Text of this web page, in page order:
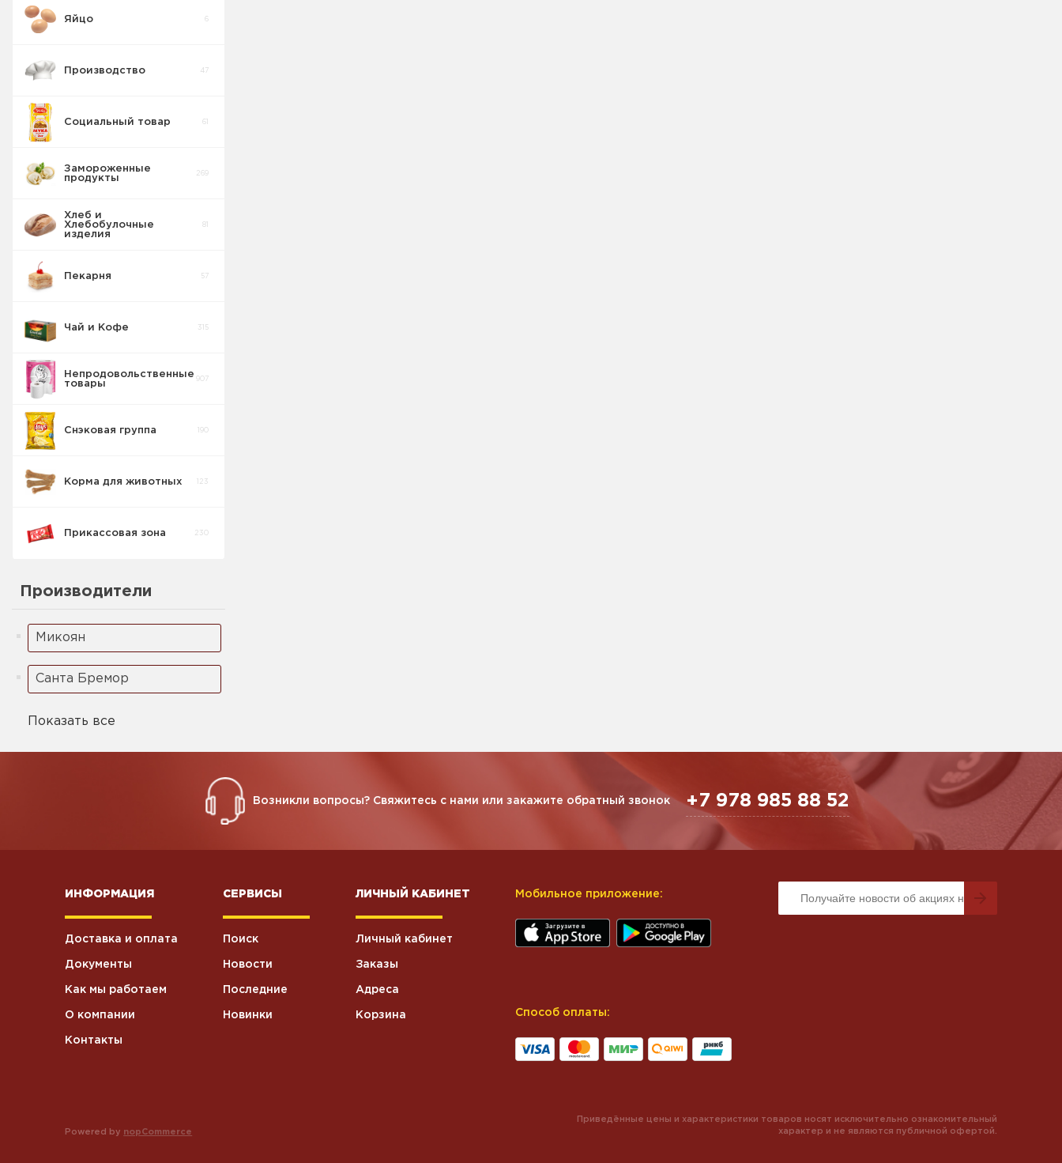
Весовой товар
Яйцо 6
Производство 47
Социальный товар 61
Замороженные
продукты
269
Хлеб и
Хлебобулочные
изделия
81
Пекарня 57
Чай и Кофе 315
Непродовольственные
товары
907
Снэковая группа 190
Корма для животных 123
Прикассовая зона 230
Производители
Микоян
Санта Бремор
Показать все
Возникли вопросы? Свяжитесь с нами или закажите обратный звонок +7 978 985 88 52
ИНФОРМАЦИЯ
Доставка и оплата
Документы
Как мы работаем
О компании
Контакты
СЕРВИСЫ
Поиск
Новости
Последние
Новинки
ЛИЧНЫЙ КАБИНЕТ
Личный кабинет
Заказы
Адреса
Корзина
Мобильное приложение:
Способ оплаты:
Powered by nopCommerce
Приведённые цены и характеристики товаров носят исключительно ознакомительный
характер и не являются публичной офертой.